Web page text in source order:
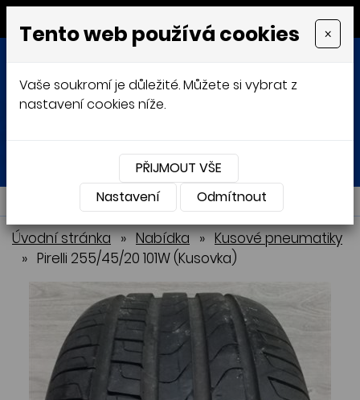
MENU
Přihlásit Košík
NABÍDKA
Úvodní stránka » Nabídka » Kusové pneumatiky
» Pirelli 255/45/20 101W (Kusovka)
Tento web používá cookies ×
Vaše soukromí je důležité. Můžete si vybrat z
nastavení cookies níže.
PŘIJMOUT VŠE
Nastavení
Odmítnout